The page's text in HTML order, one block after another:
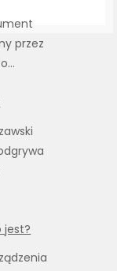
przez
jest?